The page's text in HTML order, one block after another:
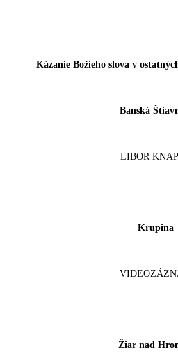
Kázanie Božieho slova v
Banská
LIBOR
Krupina
Žiar nad